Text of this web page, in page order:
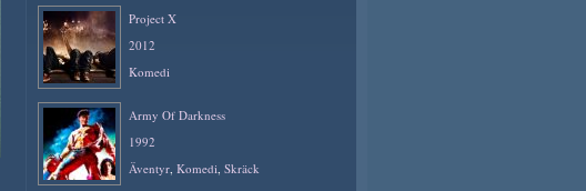
Project X
2012
Komedi
Army Of Darkness
1992
Äventyr, Komedi, Skräck